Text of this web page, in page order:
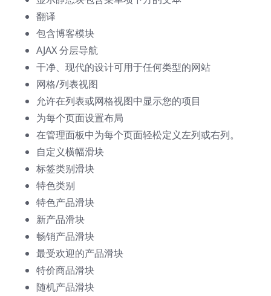
翻译
包含博客模块
AJAX 分层导航
干净、现代的设计可用于任何类型的网站
网格/列表视图
允许在列表或网格视图中显示您的项目
为每个页面设置布局
在管理面板中为每个页面轻松定义左列或右列。
自定义横幅滑块
标签类别滑块
特色类别
特色产品滑块
新产品滑块
畅销产品滑块
最受欢迎的产品滑块
特价商品滑块
随机产品滑块